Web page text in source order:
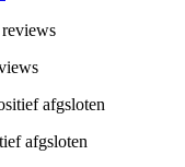
afgsloten